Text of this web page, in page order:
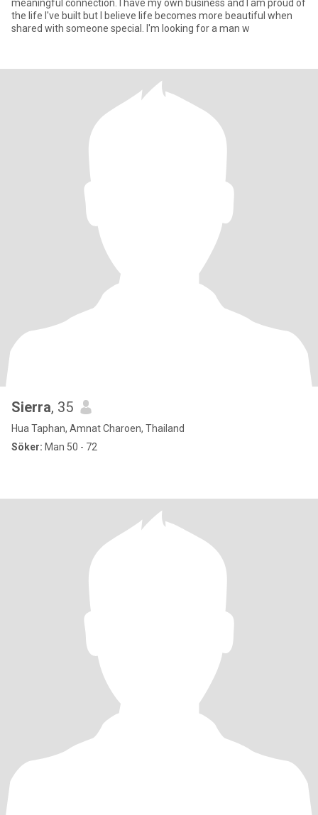
meaningful connection. I have my own business and I am proud of
the life I've built but I believe life becomes more beautiful when
shared with someone special. I'm looking for a man w
Sierra, 35
Hua Taphan, Amnat Charoen, Thailand
Söker: Man 50 - 72